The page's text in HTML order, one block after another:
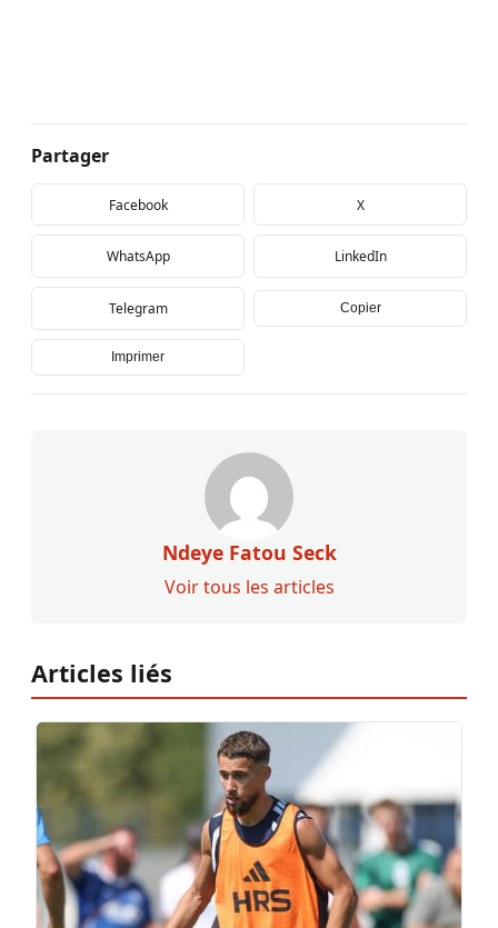
Partager
Facebook X
WhatsApp LinkedIn
Telegram Copier
Imprimer
Ndeye Fatou Seck
Voir tous les articles
Articles liés